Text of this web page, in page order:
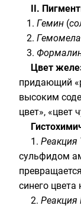
II.
Гемин (
Цвет
придающий
высоким
цвет», «цвет
1. Реакция
сульфидом
синего цвета
2. Реакция